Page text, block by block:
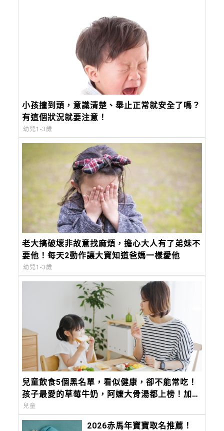
小孩撞到頭，意識清楚、舉止正常就安全了嗎？
有這個狀況就要注意！
幼兒1-3歲
老大搞破壞非故意找麻煩，擔心大人有了弟妹不
要他！每天2動作讓大寶知道爸媽一樣愛他
幼兒1-3歲
兒童飲食5個黑名單，看似健康，卻不能常吃！
孩子最愛的草莓牛奶，阿嬤大骨湯都上榜！加碼
6大性早熟食物一定要筆記
兒童
2026赤馬年寶寶取名推薦！